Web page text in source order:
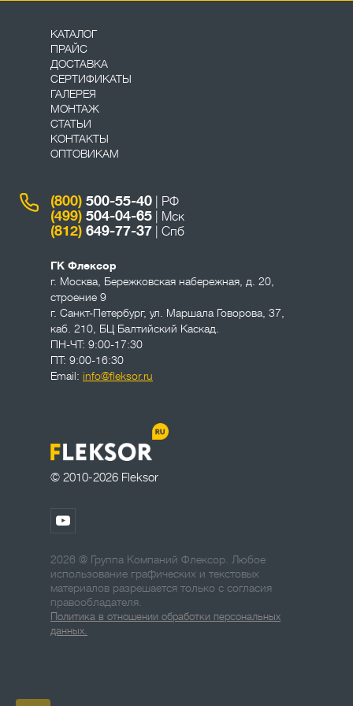
© 2010-2026 Fleksor
КАТАЛОГ
ПРАЙС
ДОСТАВКА
СЕРТИФИКАТЫ
ГАЛЕРЕЯ
МОНТАЖ
СТАТЬИ
КОНТАКТЫ
ОПТОВИКАМ
(800) 500-55-40 | РФ
(499) 504-04-65 | Мск
(812) 649-77-37 | Спб
ГК Флексор
г. Москва Бережковская набережная, д. 20,
строение 9
г. Санкт-Петербург, ул. Маршала Говорова, 37,
каб. 210, БЦ Балтийский Каскад.
ПН-ЧТ: 9:00-17:30
ПТ: 9:00-16:30
Email: info@fleksor.ru
2026 @ Группа Компаний Флексор. Любое
использование графических и текстовых
материалов разрешается только с согласия
правообладателя.
Политика в отношении обработки персональных
данных.